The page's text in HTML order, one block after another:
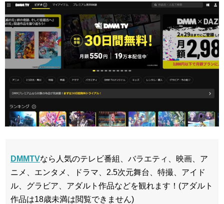
DMMTVなら人気のテレビ番組、バラエティ、映画、ア
ニメ、エンタメ、ドラマ、2.5次元舞台、特撮、アイド
ル、グラビア、アダルト作品などを観れます！(アダルト
作品は18歳未満は閲覧できません)